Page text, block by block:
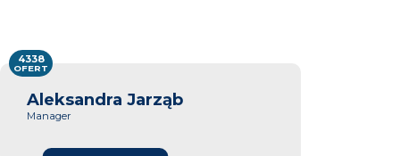
Aleksandra Jarząb
Manager
4338
OFERT